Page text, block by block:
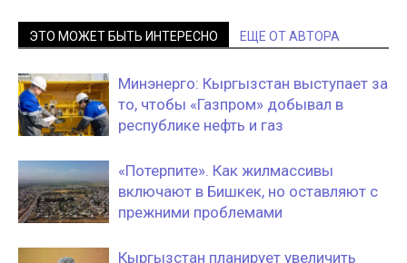
ЭТО МОЖЕТ БЫТЬ ИНТЕРЕСНО ЕЩЕ ОТ АВТОРА
Минэнерго: Кыргызстан выступает за
то, чтобы «Газпром» добывал в
республике нефть и газ
«‎Потерпите». Как жилмассивы
включают в Бишкек, но оставляют с
прежними проблемами
Кыргызстан планирует увеличить